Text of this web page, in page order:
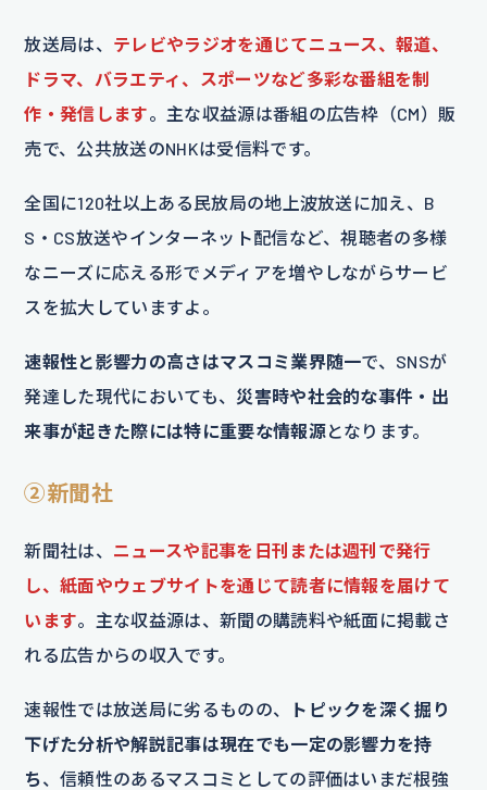
放送局は、 テレビやラジオを通じてニュース、報道、
ドラマ、バラエティ、スポーツなど多彩な番組を制
作・発信します。主な収益源は番組の広告枠（CM）販
売で、公共放送のNHKは受信料です。
全国に120社以上ある民放局の地上波放送に加え、B
S・CS放送やインターネット配信など、視聴者の多様
なニーズに応える形でメディアを増やしながらサービ
スを拡大していますよ。
速報性と影響力の高さはマスコミ業界随一で、SNSが
発達した現代においても、 災害時や社会的な事件・出
来事が起きた際には特に重要な情報源となります。
②新聞社
新聞社は、 ニュースや記事を日刊または週刊で発行
し、紙面やウェブサイトを通じて読者に情報を届けて
います。主な収益源は、新聞の購読料や紙面に掲載さ
れる広告からの収入です。
速報性では放送局に劣るものの、
トピックを深く掘り
下げた分析や解説記事は現在でも一定の影響力を持
ち、信頼性のあるマスコミとしての評価はいまだ根強